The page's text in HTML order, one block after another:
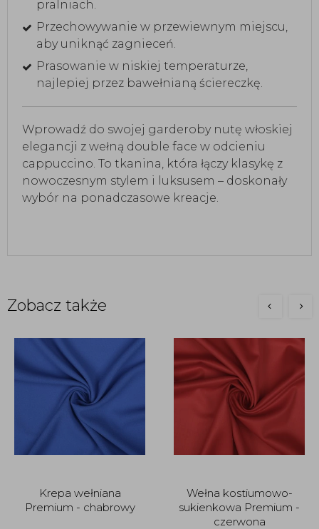
pralniach.
Przechowywanie w przewiewnym miejscu,
aby uniknąć zagnieceń.
Prasowanie w niskiej temperaturze,
najlepiej przez bawełnianą ściereczkę.
Wprowadź do swojej garderoby nutę włoskiej
elegancji z wełną double face w odcieniu
cappuccino. To tkanina, która łączy klasykę z
nowoczesnym stylem i luksusem – doskonały
wybór na ponadczasowe kreacje.
Zobacz także
Krepa wełniana
Premium - chabrowy
Wełna kostiumowo-
sukienkowa Premium -
czerwona